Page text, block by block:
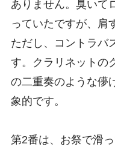
ありません。臭いて
っていたですが、肩
ただし、コントラバ
す。クラリネットの
の二重奏のような儚
象的です。
第2番は、お祭で滑